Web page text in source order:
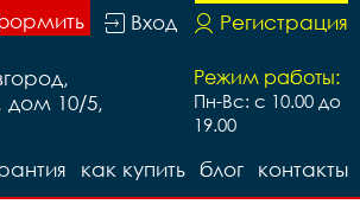
Регистрация
Вход
Режим работы:
Пн-Вс: с 10.00 до
19.00
дом 10/5,
контакты
блог
как купить